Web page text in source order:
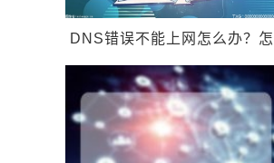
DNS错误不能上网怎么办？怎
么解决错误代码
0xa0430721？